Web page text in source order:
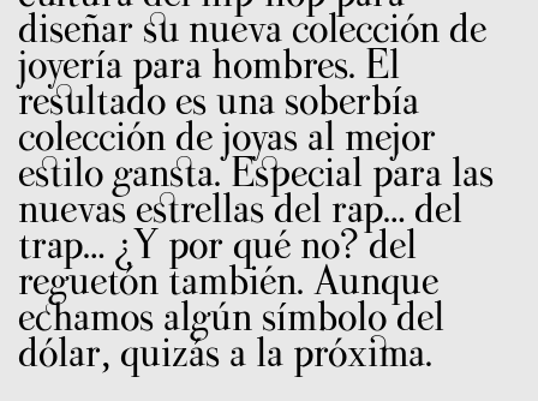
diseñar su nueva colección de
joyería para hombres. El
resultado es una soberbía
colección de joyas al mejor
estilo gansta. Especial para las
nuevas estrellas del rap… del
trap… ¿Y por qué no? del
reguetón también. Aunque
echamos algún símbolo del
dólar, quizás a la próxima.